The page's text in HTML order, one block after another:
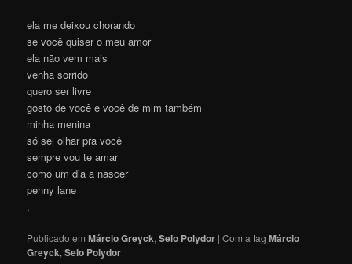
ela me deixou chorando
se você quiser o meu amor
ela não vem mais
venha sorrido
quero ser livre
gosto de você e você de mim também
minha menina
só sei olhar pra você
sempre vou te amar
como um dia a nascer
penny lane
.
Publicado em Márcio Greyck,Selo Polydor |Com a tagMárcio
Greyck,Selo Polydor